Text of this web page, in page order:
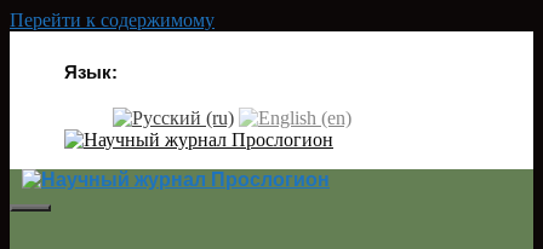
Перейти к содержимому
Язык: